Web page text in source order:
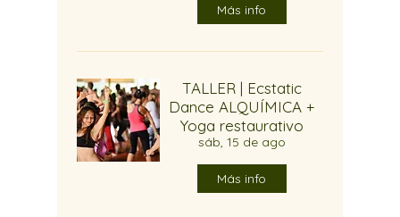
Más info
TALLER | Ecstatic
Dance ALQUÍMICA +
Yoga restaurativo
sáb, 15 de ago
Más info